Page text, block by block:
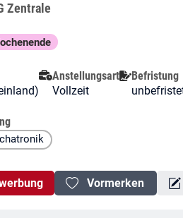
Zentrale
Anstellungsart
Vollzeit
Befristung
Vormerken